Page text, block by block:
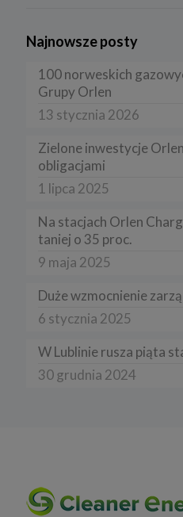
Najnowsze posty
100 norweskich
Grupy Orlen
13 stycznia 2026
Zielone inwestycje
obligacjami
1 lipca 2025
Na stacjach Orlen
taniej o 35 proc.
9 maja 2025
Duże wzmocnienie
6 stycznia 2025
W Lublinie rusza piąta
30 grudnia 2024